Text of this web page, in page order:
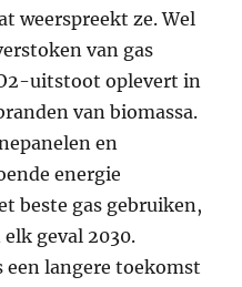
weerspreekt ze. Wel
van gas
uitstoot oplevert in
van biomassa.
en
energie
beste gas gebruiken,
geval 2030.
een langere toekomst